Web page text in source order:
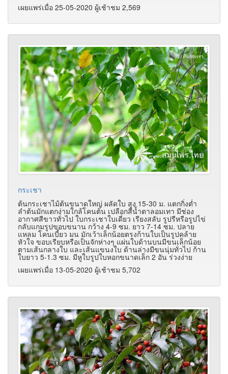
เผยแพร่เมื่อ 25-05-2020 ผู้เช้าชม 2,569
กระเชา
ต้นกระเชาไม้ต้นขนาดใหญ่ ผลัดใบ สูง 15-30 ม. แตกกิ่งต่ำ
ลำต้นมักแตกง่ามใกล้โคนต้น เปลือกสีน้ำตาลอมเทา มีช่อง
อากาศสีขาวทั่วไป ใบกระเชาใบเดี่ยว เรียงสลับ รูปรีหรือรูปไข่
กลับแกมรูปขอบขนาน กว้าง 4-9 ซม. ยาว 7-14 ซม. ปลาย
แหลม โคนเบี้ยว มน มักเว้าเล็กน้อยตรงก้านใบเป็นรูปคล้าย
หัวใจ ขอบเรียบหรือเป็นจักห่างๆ แผ่นใบด้านบนมีขนเล็กน้อย
ตามเส้นกลางใบ และเส้นแขนงใบ ด้านล่างมีขนนุ่มทั่วไป ก้าน
ใบยาว 5-1.3 ซม. มีหูใบรูปใบหอกขนาดเล็ก 2 อัน ร่วงง่าย
เผยแพร่เมื่อ 13-05-2020 ผู้เช้าชม 5,702